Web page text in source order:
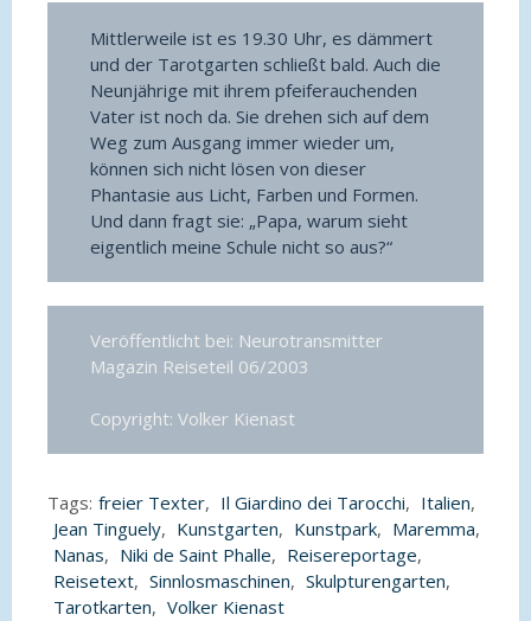
Mittlerweile ist es 19.30 Uhr, es dämmert
und der Tarotgarten schließt bald. Auch die
Neunjährige mit ihrem pfeiferauchenden
Vater ist noch da. Sie drehen sich auf dem
Weg zum Ausgang immer wieder um,
können sich nicht lösen von dieser
Phantasie aus Licht, Farben und Formen.
Und dann fragt sie: „Papa, warum sieht
eigentlich meine Schule nicht so aus?“
Veröffentlicht bei: Neurotransmitter
Magazin Reiseteil 06/2003
Copyright: Volker Kienast
Tags: freier Texter, Il Giardino dei Tarocchi, Italien,
Jean Tinguely, Kunstgarten, Kunstpark, Maremma,
Nanas, Niki de Saint Phalle, Reisereportage,
Reisetext, Sinnlosmaschinen, Skulpturengarten,
Tarotkarten, Volker Kienast